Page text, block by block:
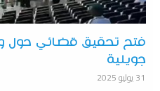
جويلية
31 يوليو 2025